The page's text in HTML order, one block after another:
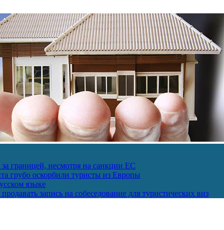
границей, несмотря на санкции ЕС
грубо оскорбили туристы из Европы
языке
запись на собеседование для туристических виз